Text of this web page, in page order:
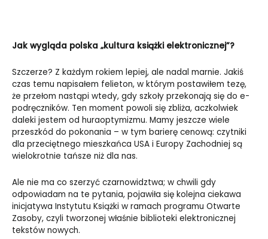
Jak wygląda polska „kultura książki elektronicznej”?
Szczerze? Z każdym rokiem lepiej, ale nadal marnie. Jakiś
czas temu napisałem felieton, w którym postawiłem tezę,
że przełom nastąpi wtedy, gdy szkoły przekonają się do e-
podręczników. Ten moment powoli się zbliża, aczkolwiek
daleki jestem od huraoptymizmu. Mamy jeszcze wiele
przeszkód do pokonania – w tym barierę cenową: czytniki
dla przeciętnego mieszkańca USA i Europy Zachodniej są
wielokrotnie tańsze niż dla nas.
Ale nie ma co szerzyć czarnowidztwa; w chwili gdy
odpowiadam na te pytania, pojawiła się kolejna ciekawa
inicjatywa Instytutu Książki w ramach programu Otwarte
Zasoby, czyli tworzonej właśnie biblioteki elektronicznej
tekstów nowych.